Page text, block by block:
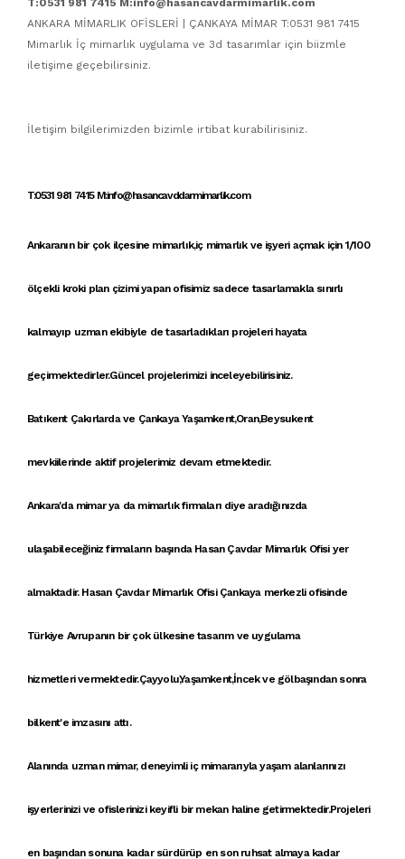
T:0531 981 7415 M:info@hasancavdarmimarlik.com
ANKARA MİMARLIK OFİSLERİ | ÇANKAYA MİMAR T:0531 981 7415
Mimarlık İç mimarlık uygulama ve 3d tasarımlar için biizmle
iletişime geçebilirsiniz.
İletişim bilgilerimizden bizimle irtibat kurabilirisiniz.
T:0531 981 7415 M:info@hasancavddarmimarlik.com
Ankaranın bir çok ilçesine mimarlık,iç mimarlıkve işyeri açmak için 1/100
ölçekli krokiplan çizimi yapan ofisimiz sadece tasarlamakla sınırlı
kalmayıp uzman ekibiyle de tasarladıkları projeleri hayata
geçirmektedirler.Güncel projelerimizi inceleyebilirisiniz.
Batıkent Çakırlarda ve Çankaya Yaşamkent,Oran,Beysukent
mevkiilerinde aktif projelerimiz devam etmektedir.
Ankara'da mimarya da mimarlık firmaları diye aradığınızda
ulaşabileceğiniz firmaların başında Hasan Çavdar Mimarlık Ofisi yer
almaktadir. Hasan Çavdar Mimarlık OfisiÇankayamerkezli ofisinde
Türkiye Avrupanın bir çok ülkesinetasarım ve uygulama
hizmetlerivermektedir.Çayyolu,Yaşamkent,İncek ve gölbaşından sonra
bilkent'e imzasını attı.
Alanında uzman mimar, deneyimli iç mimararıyla yaşam alanlarınızı
işyerlerinizi ve ofislerinizi keyifli bir mekan haline getirmektedir.Projeleri
en başından sonuna kadar sürdürüp en son ruhsat almaya kadar